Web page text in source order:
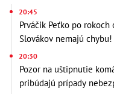
20:45
Prváčik Peťko po
Slovákov nemajú chybu!
20:30
Pozor na uštipnutie
pribúdajú prípady